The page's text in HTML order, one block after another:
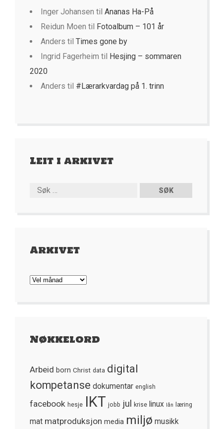
Inger Johansen til Ananas Ha-På
Reidun Moen til Fotoalbum – 101 år
Anders til Times gone by
Ingrid Fagerheim til Hesjing – sommaren
2020
Anders til #Lærarkvardag på 1. trinn
Leit i arkivet
Arkivet
Arkivet
Nøkkelord
Arbeid born Christ data digital
kompetanse dokumentar english
facebook hesje IKT jobb jul krise linux lån læring
mat matproduksjon media miljø musikk